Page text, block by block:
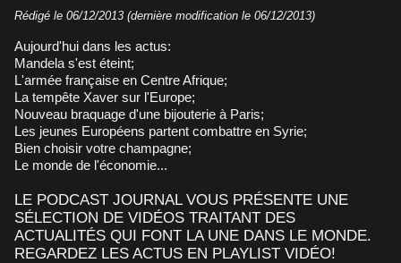
Rédigé le 06/12/2013 (dernière modification le 06/12/2013)
Aujourd'hui dans les actus:
Mandela s'est éteint;
L'armée française en Centre Afrique;
La tempête Xaver sur l'Europe;
Nouveau braquage d'une bijouterie à Paris;
Les jeunes Européens partent combattre en Syrie;
Bien choisir votre champagne;
Le monde de l'économie...
LE PODCAST JOURNAL VOUS PRÉSENTE UNE
SÉLECTION DE VIDÉOS TRAITANT DES
ACTUALITÉS QUI FONT LA UNE DANS LE MONDE.
REGARDEZ LES ACTUS EN PLAYLIST VIDÉO!